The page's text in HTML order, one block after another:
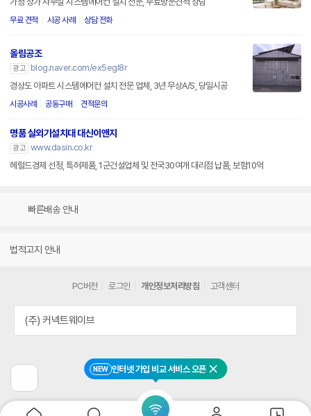
NEW 인터넷 가입 비교 서비스 오픈 닫기
무료 견적 시공 사례 상담 전화
올림공조
광고
blog.naver.com/ex5egl8r
경상도 아파트 시스템에어컨 설치 전문 업체, 3년 무상A/S, 당일시공
시공사례 공동구매 견적문의
명품 실외기설치대 대신이앤지
광고 www.dasin.co.kr
헤럴드경제 선정, 특허제품, 1군건설업체 및 전국30여개 대리점 납품, 보험10억
빠른배송 안내
법적고지 안내
전
페
이
PC버전 로그인 개인정보처리방침 고객센터
(주) 커넥트웨이브